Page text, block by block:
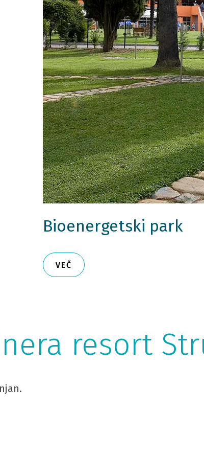
Bioenergetski park
VEČ
resort